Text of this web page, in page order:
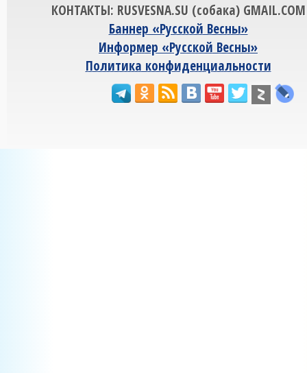
КОНТАКТЫ: RUSVESNA.SU (собака) GMAIL.COM
Баннер «Русской Весны»
Информер «Русской Весны»
Политика конфиденциальности